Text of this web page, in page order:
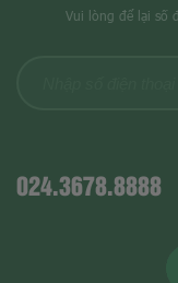
Vui lòng để lại số
024.3678.8888